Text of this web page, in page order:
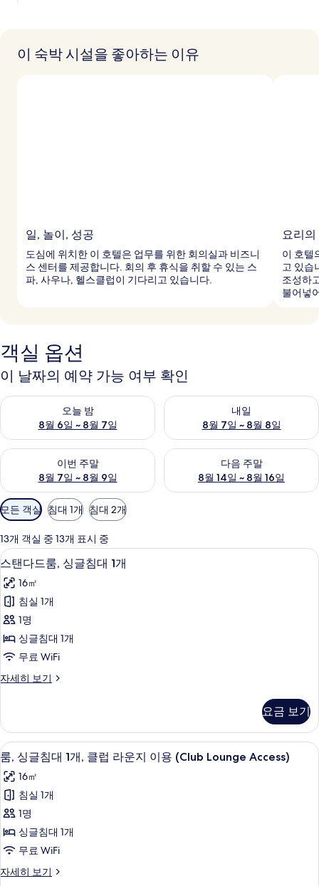
이 숙박 시설을 좋아하는 이유
일, 놀이, 성공
도심에 위치한 이 호텔은 업무를 위한 회의실과 비즈니
스 센터를 제공합니다. 회의 후 휴식을 취할 수 있는 스
파, 사우나, 헬스클럽이 기다리고 있습니다.
요리
이 호텔
고 있습
조성하
불어넣
객실 옵션
이 날짜의 예약 가능 여부 확인
오늘 밤
8월 6일 ~ 8월 7일
오늘 밤 예약 가능 여부 확인, 8월 6일 ~ 8월 7일
내일
8월 7일 ~ 8월 8일
내일 예약 가능 여부 확인, 8월
이번 주말
8월 7일 ~ 8월 9일
이번 주말 예약 가능 여부 확인, 8월 7일 ~ 8월 9일
다음 주말
8월 14일 ~ 8월 16일
다음 주말 예약 가능 여부 확인,
객
실
에
사
용
가
능
한
터
모든 객실 침대 1개 침대 2개
13개 객실 중 13개 표시 중
스
탠
다
드
룸,
싱
글
침
1
개
사
진
모
두
보
기
저자극성 침구, 미니바, 객실 내 금고,
5
스탠다드룸, 싱글침대 1개
16㎡
침실 1개
1명
싱글침대 1개
무료 WiFi
자세히 보기
스
룸,
싱
글
침
대
자
세
히
보
기
요금 보기
룸,
싱
글
침
대
1
개,
클
저자극성 침구, 미니바, 객실 내 금고,
8
룸, 싱글침대 1개, 클럽 라운지 이용 (Club Lounge Access)
16㎡
침실 1개
1명
싱글침대 1개
무료 WiFi
자세히 보기
룸,